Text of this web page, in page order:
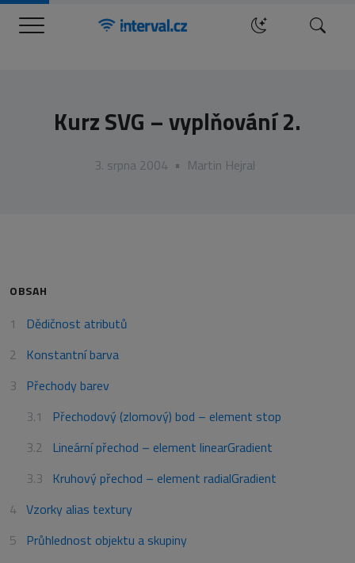
Menu Hledat
Kurz SVG – vyplňování 2.
3. srpna 2004 • Martin Hejral
OBSAH
Dědičnost atributů
Konstantní barva
Přechody barev
Přechodový (zlomový) bod – element stop
Lineární přechod – element linearGradient
Kruhový přechod – element radialGradient
Vzorky alias textury
Průhlednost objektu a skupiny